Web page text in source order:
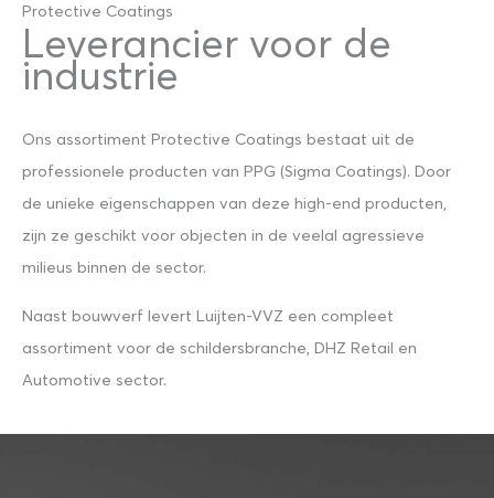
Protective Coatings
Leverancier voor de
industrie
Ons assortiment Protective Coatings bestaat uit de
professionele producten van PPG (Sigma Coatings). Door
de unieke eigenschappen van deze high-end producten,
zijn ze geschikt voor objecten in de veelal agressieve
milieus binnen de sector.
Naast bouwverf levert Luijten-VVZ een compleet
assortiment voor de schildersbranche, DHZ Retail en
Automotive sector.